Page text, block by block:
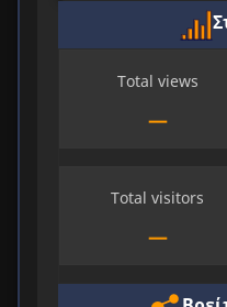
Total views
—
Total visitors
—